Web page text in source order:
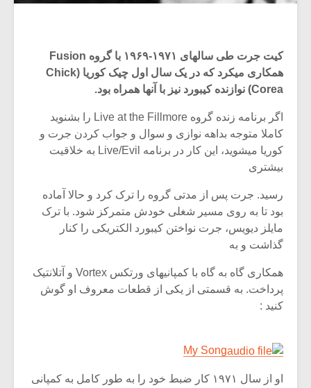
کیت جرت طی سالهای ۱۹۷۱-۱۹۶۹ با گروه Fusion
همکاری میکرد که در یک سال اول چیک کوریا (Chick
Corea) نوازنده کیبورد نیز با آنها همراه بود.
اگر برنامه زنده گروه Live at the Fillmore را بشنوید
کاملا متوجه بداهه نوازی و سوال و جواب کردن جرت و
کوریا میشوید، این کار در برنامه Live/Evil به خلاقیت
بیشتری
رسید. جرت پس از مدتی گروه را ترک کرد و حالا آماده
بود تا به روی مسیر شغلی خودش متمرکز شود. با ترک
مایلز دیویس، جرت نواختن کیبورد الکتریکی را کنار
گذاشت و به
همکاری گاه به گاه با کمپانیهای ورتکس Vortex و آتلانتیک
پرداخت. به قسمتی از یکی از قطعات معروف او گوش
کنید :
My Song
او از سال ۱۹۷۱ کار ضبط خود را به طور کامل به کمپانی
میکلوش روژا موریس ژار